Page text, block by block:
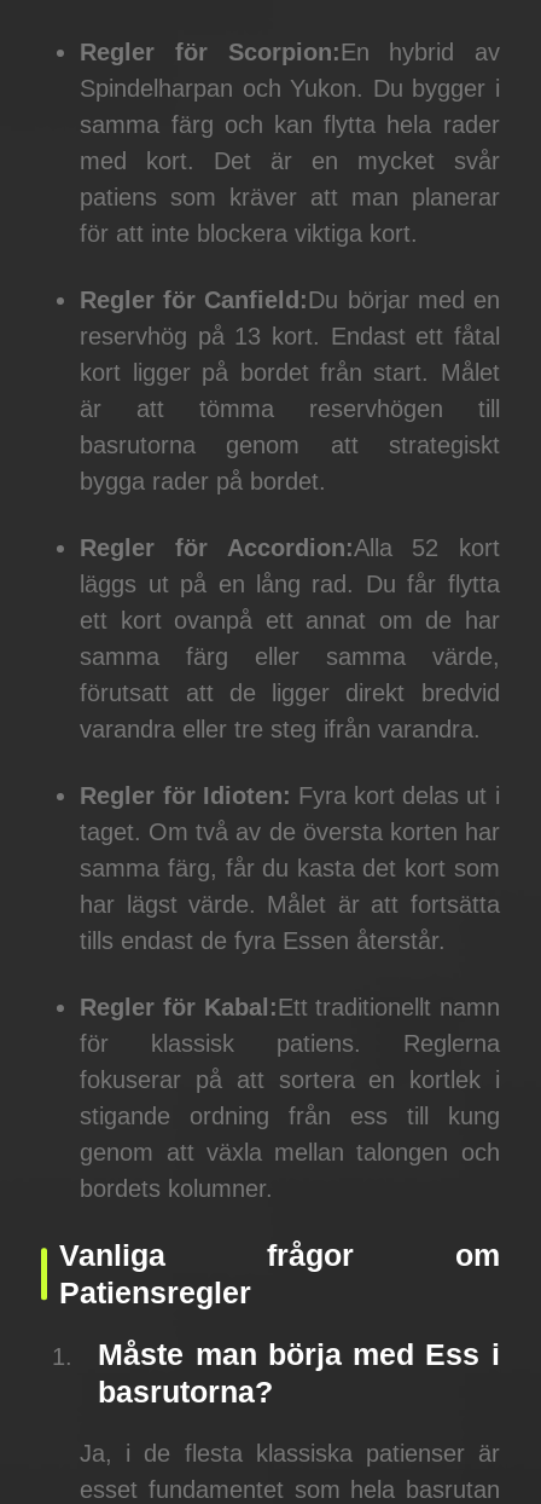
Regler för Scorpion:En hybrid av
Spindelharpan och Yukon. Du bygger i
samma färg och kan flytta hela rader
med kort. Det är en mycket svår
patiens som kräver att man planerar
för att inte blockera viktiga kort.
Regler för Canfield:Du börjar med en
reservhög på 13 kort. Endast ett fåtal
kort ligger på bordet från start. Målet
är att tömma reservhögen till
basrutorna genom att strategiskt
bygga rader på bordet.
Regler för Accordion:Alla 52 kort
läggs ut på en lång rad. Du får flytta
ett kort ovanpå ett annat om de har
samma färg eller samma värde,
förutsatt att de ligger direkt bredvid
varandra eller tre steg ifrån varandra.
Regler för Idioten: Fyra kort delas ut i
taget. Om två av de översta korten har
samma färg, får du kasta det kort som
har lägst värde. Målet är att fortsätta
tills endast de fyra Essen återstår.
Regler för Kabal:Ett traditionellt namn
för klassisk patiens. Reglerna
fokuserar på att sortera en kortlek i
stigande ordning från ess till kung
genom att växla mellan talongen och
bordets kolumner.
Vanliga frågor om
Patiensregler
Måste man börja med Ess i
basrutorna?
Ja, i de flesta klassiska patienser är
esset fundamentet som hela basrutan